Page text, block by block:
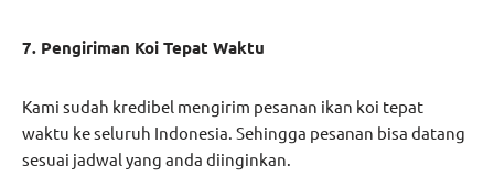
7. Pengiriman Koi Tepat Waktu
Kami sudah kredibel mengirim pesanan ikan koi tepat
waktu ke seluruh Indonesia. Sehingga pesanan bisa datang
sesuai jadwal yang anda diinginkan.